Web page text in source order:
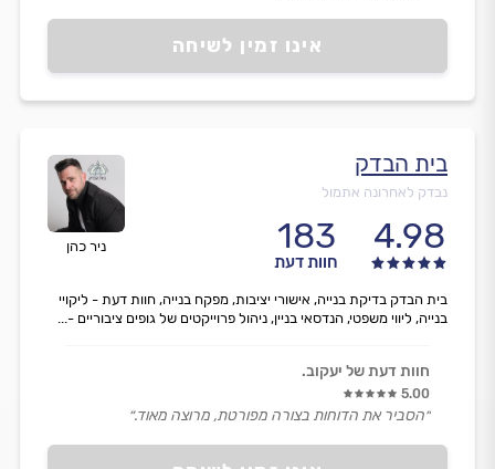
אינו זמין לשיחה
ניר כהן
בית הבדק
נבדק לאחרונה אתמול
4.98
183
חוות דעת
בית הבדק בדיקת בנייה, אישורי יציבות, מפקח בנייה, חוות דעת - ליקויי
בנייה, ליווי משפטי, הנדסאי בניין, ניהול פרוייקטים של גופים ציבוריים -...
חוות דעת של יעקוב.
5.00
״הסביר את הדוחות בצורה מפורטת, מרוצה מאוד.״